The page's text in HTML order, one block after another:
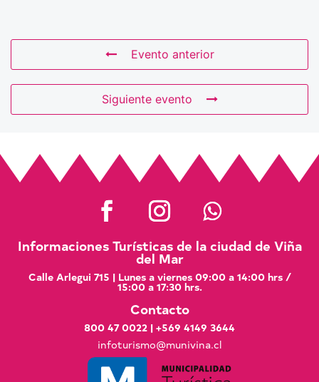
Evento anterior
Siguiente evento
Informaciones Turísticas de la ciudad de Viña
del Mar
Calle Arlegui 715 | Lunes a viernes 09:00 a 14:00 hrs /
15:00 a 17:30 hrs.
Contacto
800 47 0022 | +569 4149 3644
infoturismo@munivina.cl